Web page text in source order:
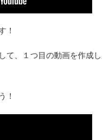
！
て、１つ目の動画を作成し
！